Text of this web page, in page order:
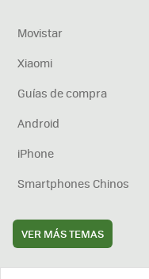
Movistar
Xiaomi
Guías de compra
Android
iPhone
Smartphones Chinos
VER MÁS TEMAS